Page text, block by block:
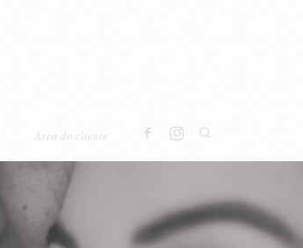
Área do cliente